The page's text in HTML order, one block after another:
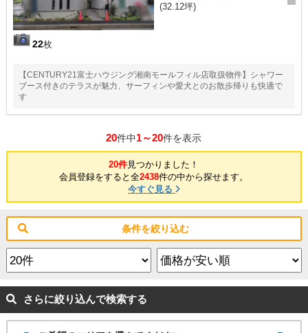
22枚
(32.12坪)
【CENTURY21富士ハウジング湘南モールフィル店取扱物件】シャワー
ブース付きのテラスが魅力、サーフィンや愛犬とのお散歩帰りも快適で
す
20件中1～20件を表示
20件見つかりました！
会員登録をすると全2438件の中から探せます。
今すぐ見る
条件を絞り込む
さらに絞り込んで検索する